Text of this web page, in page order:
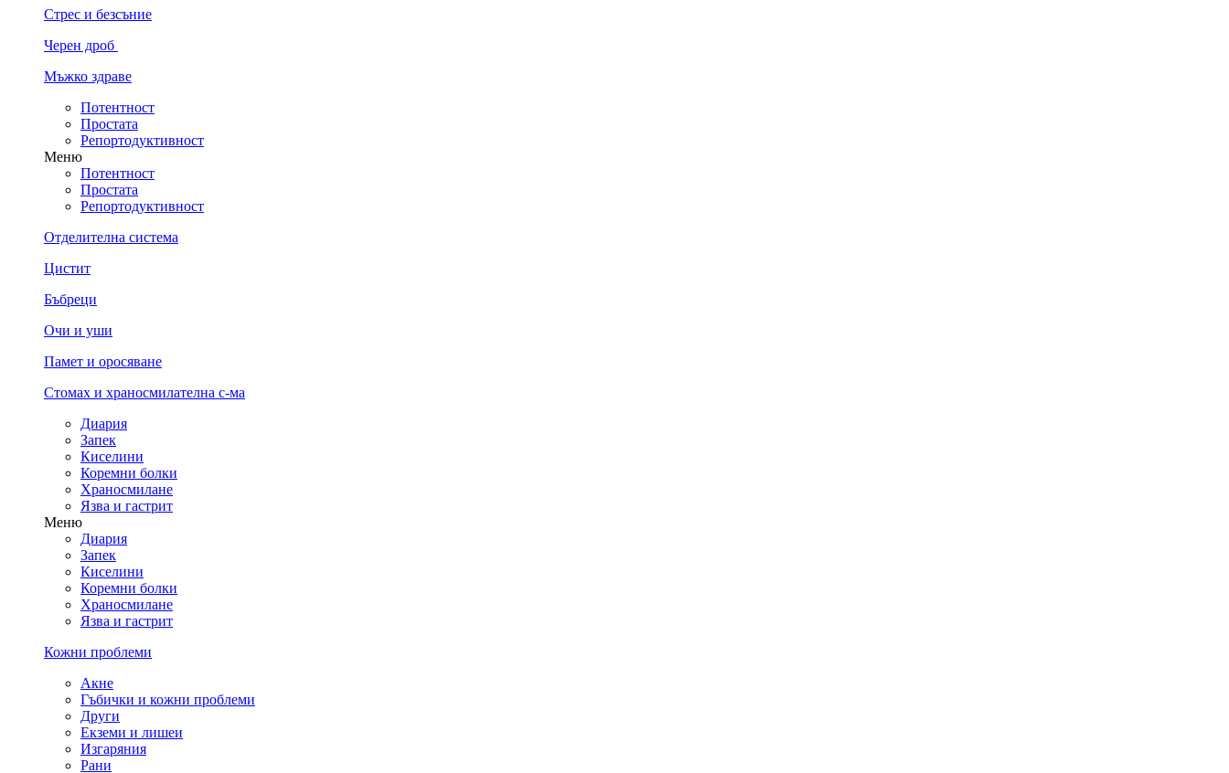
Стрес и безсъние
Черен дроб
Мъжко здраве
Потентност
Простата
Репортодуктивност
Меню
Потентност
Простата
Репортодуктивност
Отделителна система
Цистит
Бъбреци
Очи и уши
Памет и оросяване
Стомах и храносмилателна с-ма
Диария
Запек
Киселини
Коремни болки
Храносмилане
Язва и гастрит
Меню
Диария
Запек
Киселини
Коремни болки
Храносмилане
Язва и гастрит
Кожни проблеми
Акне
Гъбички и кожни проблеми
Други
Екземи и лишеи
Изгаряния
Рани